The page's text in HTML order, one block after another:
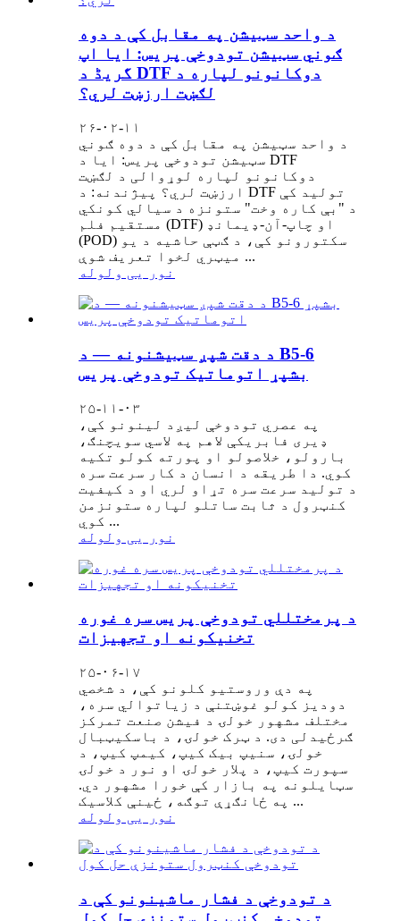
د واحد سټیشن په مقابل کې د دوه
ګوني سټیشن تودوخې پریس: ایا اپ
گریڈ د DTF دوکانونو لپاره د
لګښت ارزښت لري؟
۲۶-۰۲-۱۱
د واحد سټیشن په مقابل کې د دوه ګوني
سټیشن تودوخې پریس: ایا د DTF
دوکانونو لپاره لوړوالی د لګښت
ارزښت لري؟ پیژندنه: د DTF تولید کې
د "بې کاره وخت" ستونزه د سیالي کونکي
مستقیم فلم (DTF) او چاپ-آن-ډیمانډ
(POD) سکتورونو کې، د ګټې حاشیه د یو
میټري لخوا تعریف شوې ...
نور یی ولوله
د دقت شپږ سټیشنونه — د B5-6
بشپړ اتوماتیک تودوخې پریس
۲۵-۱۱-۰۳
په عصري تودوخې لیږد لینونو کې،
ډیری فابریکې لاهم په لاسي سویچنګ،
بارولو، خلاصولو او پورته کولو تکیه
کوي. دا طریقه د انسان د کار سرعت سره
د تولید سرعت سره تړاو لري او د کیفیت
کنټرول د ثابت ساتلو لپاره ستونزمن
کوي ​​...
نور یی ولوله
د پرمختللي تودوخې پریس سره غوره
تخنیکونه او تجهیزات
۲۵-۰۶-۱۷
په دې وروستیو کلونو کې، د شخصي
دودیز کولو غوښتنې د زیاتوالي سره،
مختلف مشهور خولۍ د فیشن صنعت تمرکز
ګرځیدلی دی. د ټرک خولۍ، د باسکیټبال
خولۍ، سنیپ بیک کیپ، کیمپ کیپ، د
سپورت کیپ، د پلار خولۍ او نور د خولۍ
سټایلونه په بازار کې خورا مشهور دي.
په ځانګړې توګه، ځینې کلاسیک ...
نور یی ولوله
د تودوخې د فشار ماشینونو کې د